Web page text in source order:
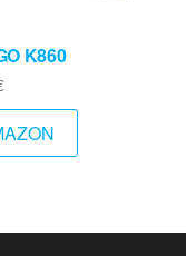
K860